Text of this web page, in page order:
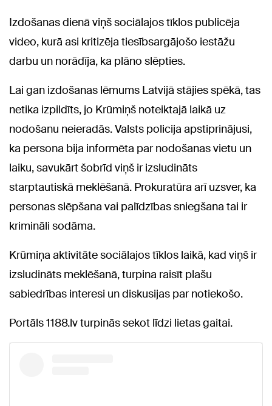
Izdošanas dienā viņš sociālajos tīklos publicēja
video, kurā asi kritizēja tiesībsargājošo iestāžu
darbu un norādīja, ka plāno slēpties.
Lai gan izdošanas lēmums Latvijā stājies spēkā, tas
netika izpildīts, jo Krūmiņš noteiktajā laikā uz
nodošanu neieradās. Valsts policija apstiprinājusi,
ka persona bija informēta par nodošanas vietu un
laiku, savukārt šobrīd viņš ir izsludināts
starptautiskā meklēšanā. Prokuratūra arī uzsver, ka
personas slēpšana vai palīdzības sniegšana tai ir
krimināli sodāma.
Krūmiņa aktivitāte sociālajos tīklos laikā, kad viņš ir
izsludināts meklēšanā, turpina raisīt plašu
sabiedrības interesi un diskusijas par notiekošo.
Portāls 1188.lv turpinās sekot līdzi lietas gaitai.